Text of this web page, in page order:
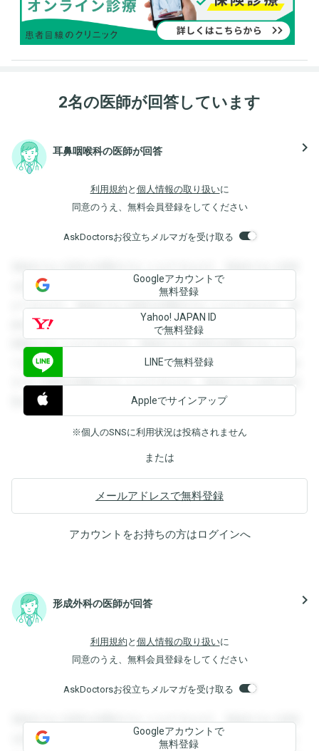
2名の医師が回答しています
耳鼻咽喉科の医師が回答 navigate_next
利用規約 と 個人情報の取り扱いに
同意のうえ、無料会員登録をしてください
AskDoctorsお役立ちメルマガを受け取る
登録すると回答を閲覧することができます。登録すると回答
を閲覧することができます。登録すると回答を閲覧すること
ができます。登録すると回答を閲覧することができます。登
録すると回答を閲覧することができます。登録すると回答を
閲覧することができます。登録すると回答を閲覧することが
できます。登録すると回答を閲覧することができます。登録
すると回答を閲覧することができます。登録すると回答を閲
覧することができます。
Googleアカウントで
無料登録
Yahoo! JAPAN ID
で無料登録
LINEで無料登録
Appleでサインアップ
※個人のSNSに利用状況は投稿されません
または
メールアドレスで無料登録
アカウントをお持ちの方はログインへ
形成外科の医師が回答 navigate_next
利用規約 と 個人情報の取り扱いに
同意のうえ、無料会員登録をしてください
AskDoctorsお役立ちメルマガを受け取る
登録すると回答を閲覧することができます。登録すると回答
を閲覧することができます。登録すると回答を閲覧すること
Googleアカウントで
無料登録